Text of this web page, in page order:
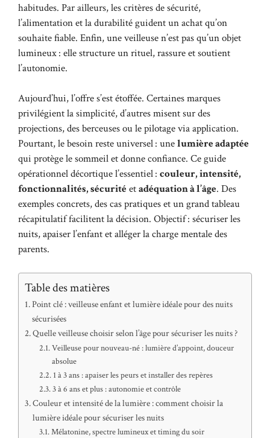
habitudes. Par ailleurs, les critères de sécurité,
l’alimentation et la durabilité guident un achat qu’on
souhaite fiable. Enfin, une veilleuse n’est pas qu’un objet
lumineux : elle structure un rituel, rassure et soutient
l’autonomie.
Aujourd’hui, l’offre s’est étoffée. Certaines marques
privilégient la simplicité, d’autres misent sur des
projections, des berceuses ou le pilotage via application.
Pourtant, le besoin reste universel : unelumière adaptée
qui protège le sommeil et donne confiance. Ce guide
opérationnel décortique l’essentiel : couleur, intensité,
fonctionnalités, sécuritéetadéquation à l’âge. Des
exemples concrets, des cas pratiques et un grand tableau
récapitulatif facilitent la décision. Objectif : sécuriser les
nuits, apaiser l’enfant et alléger la charge mentale des
parents.
Table des matières
Point clé : veilleuse enfant et lumière idéale pour des nuits
sécurisées
Quelle veilleuse choisir selon l’âge pour sécuriser les nuits ?
Veilleuse pour nouveau-né : lumière d’appoint, douceur
absolue
1 à 3 ans : apaiser les peurs et installer des repères
3 à 6 ans et plus : autonomie et contrôle
Couleur et intensité de la lumière : comment choisir la
lumière idéale pour sécuriser les nuits
Mélatonine, spectre lumineux et timing du soir